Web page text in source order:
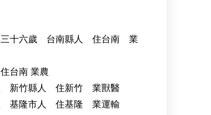
十六歲 台南縣人 住台南 業
台南 業農
縣人 住新竹 業獸醫
市人 住基隆 業運輸